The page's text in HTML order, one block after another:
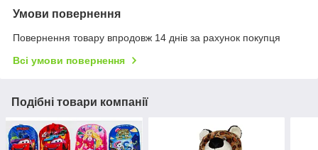
Умови повернення
Повернення товару впродовж 14 днів за рахунок покупця
Всі умови повернення
Подібні товари компанії